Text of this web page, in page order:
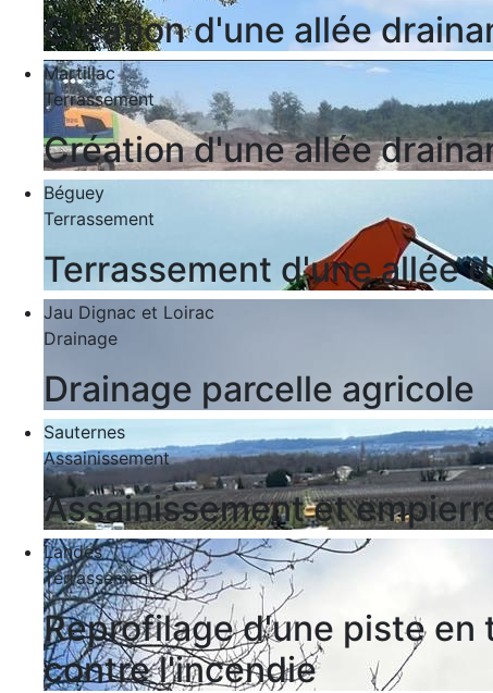
Création d'une allée
Martillac
Terrassement
Création d'une allée
Béguey
Terrassement
Terrassement d'une allée
Jau Dignac et Loirac
Drainage
Drainage parcelle agricole
Sauternes
Assainissement
Assainissement et
Landes
Terrassement
Reprofilage d'une piste
contre l'incendie